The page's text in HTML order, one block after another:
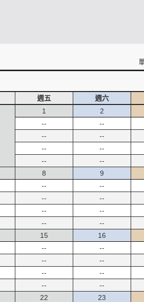
週五 週六
1
--
--
--
--
2
--
--
--
--
8
--
--
--
--
9
--
--
--
--
15
--
--
--
--
16
--
--
--
--
22
23